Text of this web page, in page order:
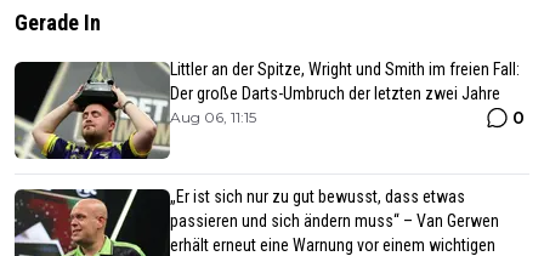
Gerade In
Littler an der Spitze, Wright und Smith im freien Fall:
Der große Darts-Umbruch der letzten zwei Jahre
Aug 06, 11:15 0
„Er ist sich nur zu gut bewusst, dass etwas
passieren und sich ändern muss“ – Van Gerwen
erhält erneut eine Warnung vor einem wichtigen